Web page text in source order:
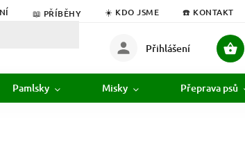
📖 PŘÍBĚHY ☀️ KDO JSME ☎️ KONTAKT
Přihlášení
Pamlsky Misky Přeprava psů